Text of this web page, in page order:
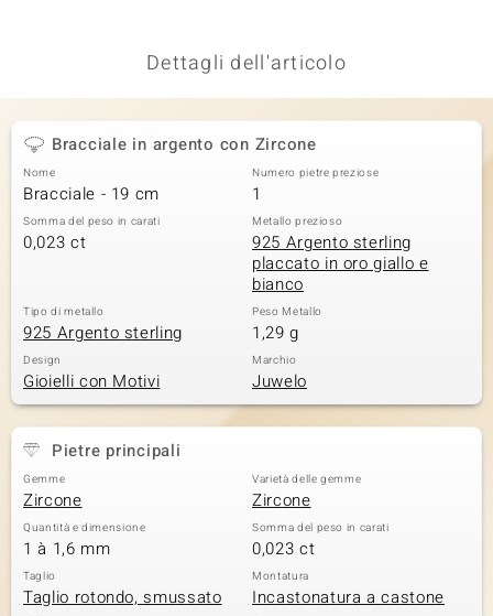
Classics
Dettagli dell'articolo
Bracciale in argento con Zircone
Nome
Bracciale - 19 cm
Numero pietre preziose
1
Somma del peso in carati
0,023 ct
Metallo prezioso
925 Argento sterling
placcato in oro giallo e
bianco
Tipo di metallo
925 Argento sterling
Peso Metallo
1,29 g
Design
Gioielli con Motivi
Marchio
Juwelo
Pietre principali
Gemme
Zircone
Varietà delle gemme
Zircone
Quantità e dimensione
1 à 1,6 mm
Somma del peso in carati
0,023 ct
Taglio
Taglio rotondo, smussato
Montatura
Incastonatura a castone